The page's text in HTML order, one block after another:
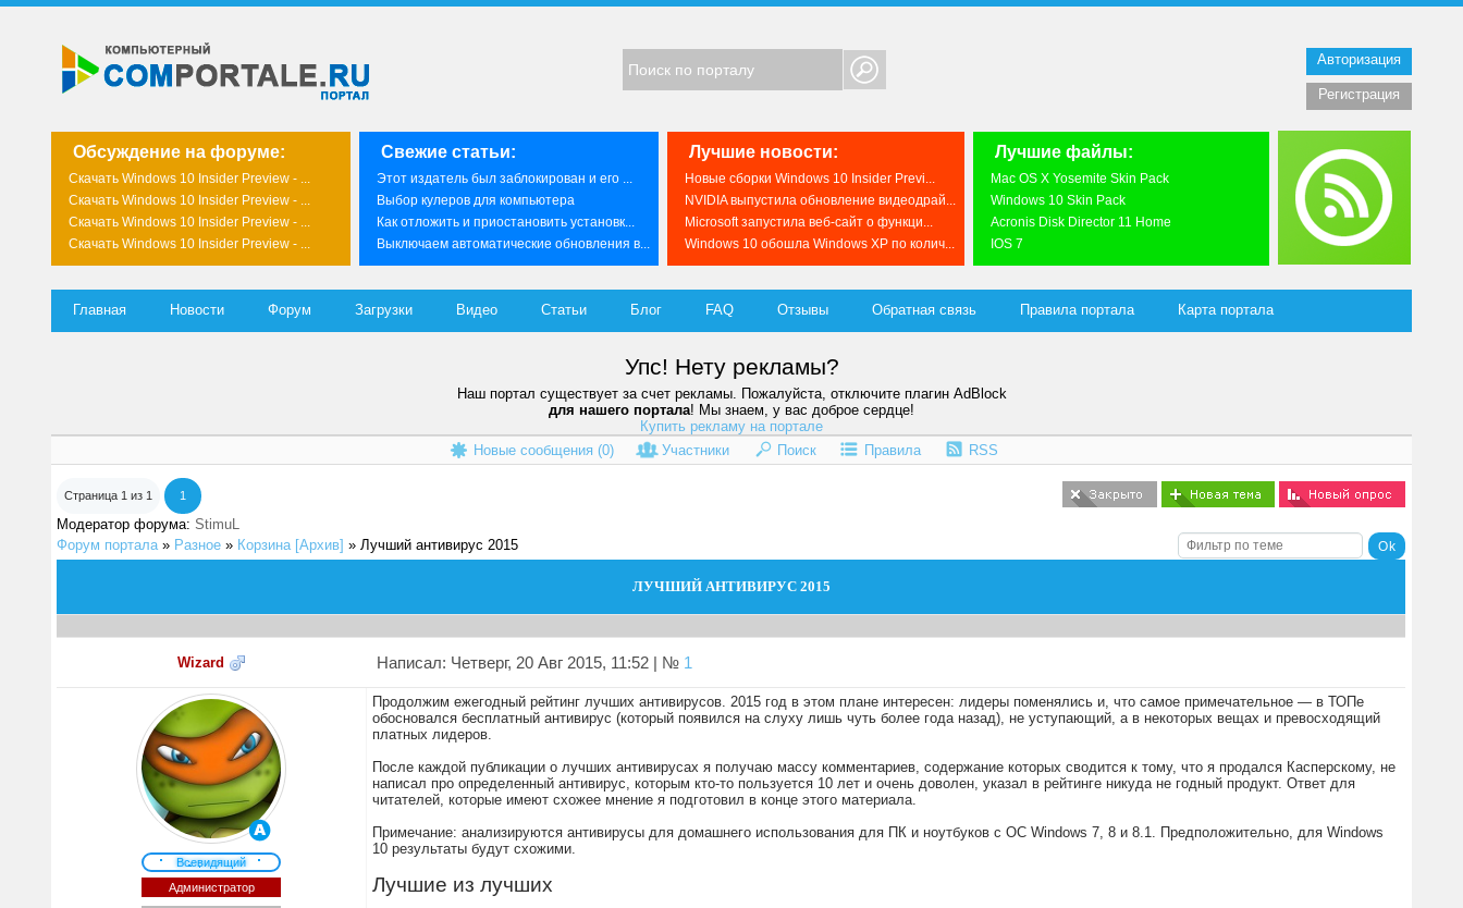
Авторизация
Регистрация
Обсуждение на форуме:
Скачать Windows 10 Insider Preview - ...
Скачать Windows 10 Insider Preview - ...
Скачать Windows 10 Insider Preview - ...
Скачать Windows 10 Insider Preview - ...
Свежие статьи:
Этот издатель был заблокирован и его ...
Выбор кулеров для компьютера
Как отложить и приостановить установк...
Выключаем автоматические обновления в...
Лучшие новости:
Новые сборки Windows 10 Insider Previ...
NVIDIA выпустила обновление видеодрай...
Microsoft запустила веб-сайт о функци...
Windows 10 обошла Windows XP по колич...
Лучшие файлы:
Mac OS X Yosemite Skin Pack
Windows 10 Skin Pack
Acronis Disk Director 11 Home
IOS 7
Главная Новости Форум Загрузки Видео Статьи Блог FAQ Отзывы Обратная связь Правила портала Карта портала
Упс! Нету рекламы?
Наш портал существует за счет рекламы. Пожалуйста, отключите плагин AdBlock
для нашего портала! Мы знаем, у вас доброе сердце!
Купить рекламу на портале
Новые сообщения (0) Участники Поиск Правила RSS
Страница 1 из 1 1
Модератор форума:StimuL
Форум портала » Разное » Корзина [Архив] » Лучший антивирус 2015
ЛУЧШИЙ АНТИВИРУС 2015
Wizard Написал: Четверг, 20 Авг 2015, 11:52 | № 1
Всевидящий
Администратор
Продолжим ежегодный рейтинг лучших антивирусов. 2015 год в этом плане интересен: лидеры поменялись и, что самое примечательное — в ТОПе
обосновался бесплатный антивирус (который появился на слуху лишь чуть более года назад), не уступающий, а в некоторых вещах и превосходящий
платных лидеров.
После каждой публикации о лучших антивирусах я получаю массу комментариев, содержание которых сводится к тому, что я продался Касперскому, не
написал про определенный антивирус, которым кто-то пользуется 10 лет и очень доволен, указал в рейтинге никуда не годный продукт. Ответ для
читателей, которые имеют схожее мнение я подготовил в конце этого материала.
Примечание: анализируются антивирусы для домашнего использования для ПК и ноутбуков с ОС Windows 7, 8 и 8.1. Предположительно, для Windows
10 результаты будут схожими.
Лучшие из лучших